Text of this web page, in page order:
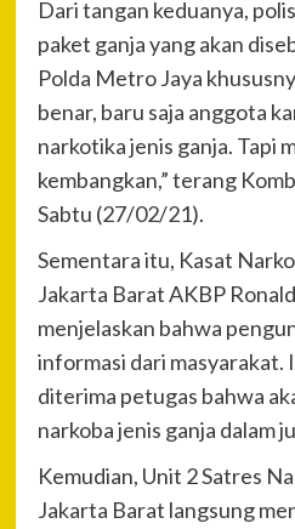
Dari tangan keduanya,
paket ganja yang akan
Polda Metro Jaya
benar, baru saja anggota
narkotika jenis ganja. Tapi
kembangkan,” terang
Sabtu (27/02/21).
Sementara itu, Kasat
Jakarta Barat AKBP
menjelaskan bahwa
informasi dari masyarakat.
diterima petugas bahwa
narkoba jenis ganja dalam
Kemudian, Unit 2 Satres
Jakarta Barat langsung